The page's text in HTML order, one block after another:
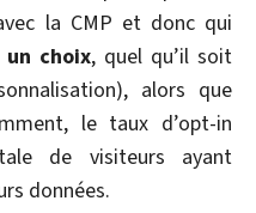
la CMP et donc qui
choix, quel qu’il soit
alors que
le taux d’opt-in
de visiteurs ayant
données.